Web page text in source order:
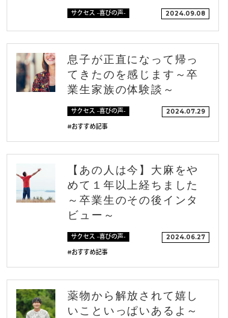
サクセス -喜びの声- 2024.09.08
息子が正直になって帰っ
てきたのを感じます～卒
業生家族の体験談～
サクセス -喜びの声-
#おすすめ記事
2024.07.29
【あの人は今】大麻をや
めて１年以上経ちました
～卒業生のその後インタ
ビュー～
サクセス -喜びの声-
#おすすめ記事
2024.06.27
薬物から解放されて嬉し
いこといっぱいあるよ～